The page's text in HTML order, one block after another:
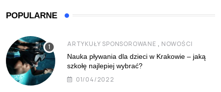
POPULARNE
ARTYKUŁY SPONSOROWANE , NOWOŚCI
Nauka pływania dla dzieci w Krakowie – jaką
szkołę najlepiej wybrać?
01/04/2022